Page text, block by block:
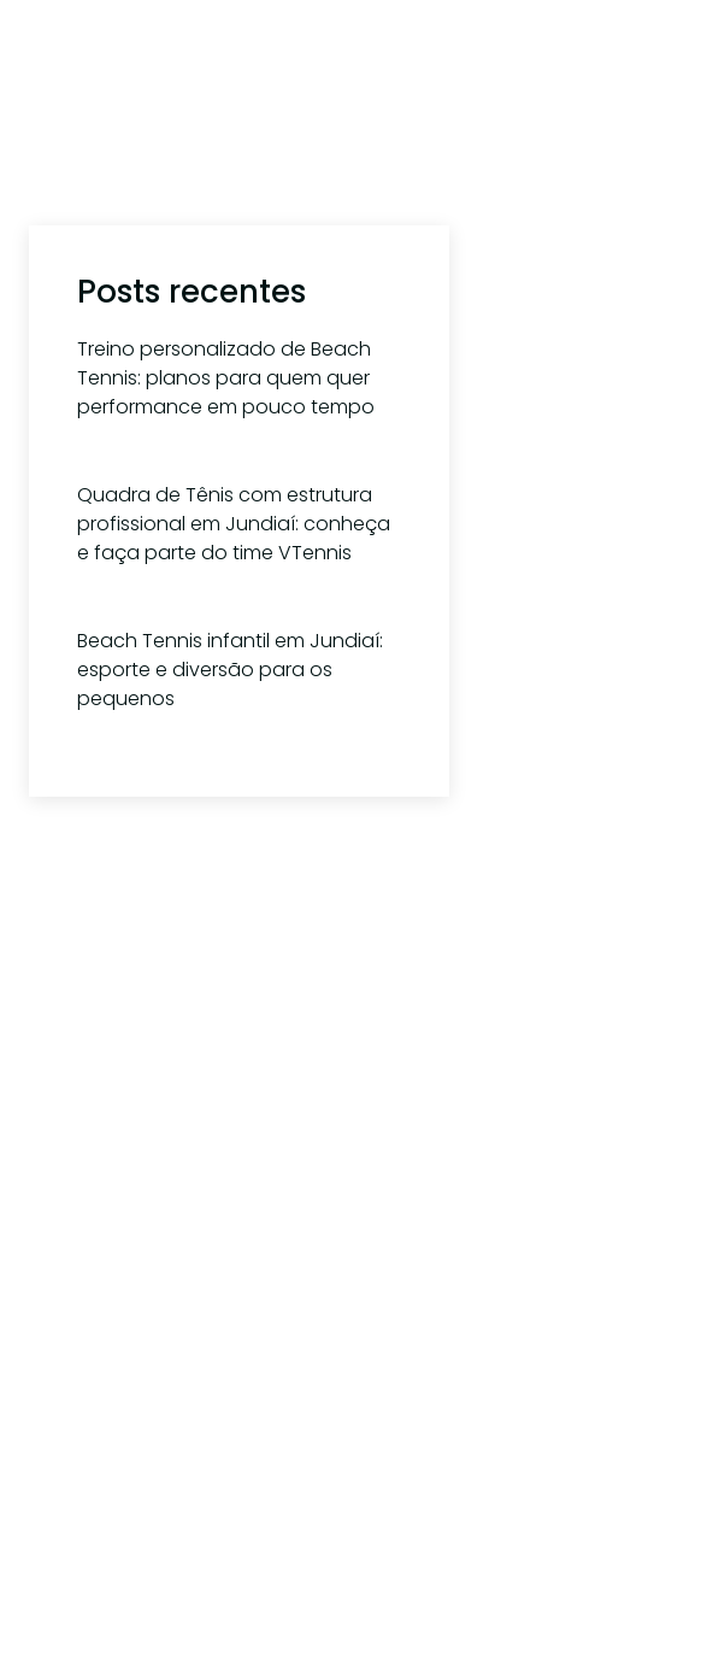
Posts recentes
Treino personalizado de Beach
Tennis: planos para quem quer
performance em pouco tempo
Quadra de Tênis com estrutura
profissional em Jundiaí: conheça
e faça parte do time VTennis
Beach Tennis infantil em Jundiaí:
esporte e diversão para os
pequenos